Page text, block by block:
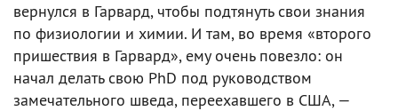
вернулся в Гарвард, чтобы подтянуть свои знания
по физиологии и химии. И там, во время «второго
пришествия в Гарвард», ему очень повезло: он
начал делать свою PhD под руководством
замечательного шведа, переехавшего в США, —